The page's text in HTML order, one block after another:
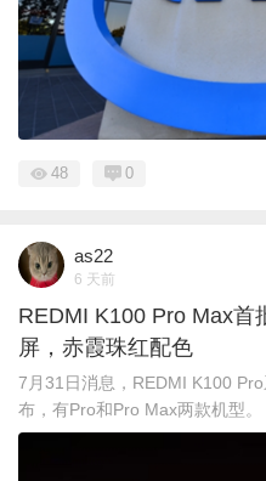
48 0
as22
6 天前
REDMI K100 Pro Max首
屏，赤霞珠红配色
7月31日消息，REDMI K100
布，有Pro和Pro Max两款机型。